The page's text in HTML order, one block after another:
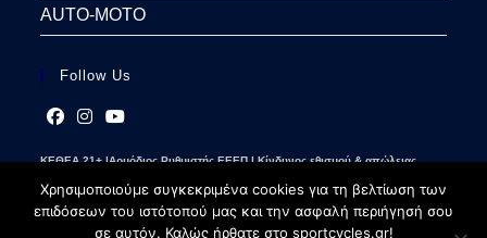
AUTO-MOTO
Follow Us
in
a
new
in
a
new
tab
in
a
new
tab
ΚΕΘΕΑ 21+ |Αρμόδιος Ρυθμιστής ΕΕΕΠ | Κίνδυνος εθισμού & απώλειας
Χρησιμοποιούμε συγκεκριμένα cookies για τη βελτίωση των
επιδόσεων του ιστότοπού μας και την ασφαλή περιήγησή σου
σε αυτόν. Καλώς ήρθατε στο sportcycles.gr!